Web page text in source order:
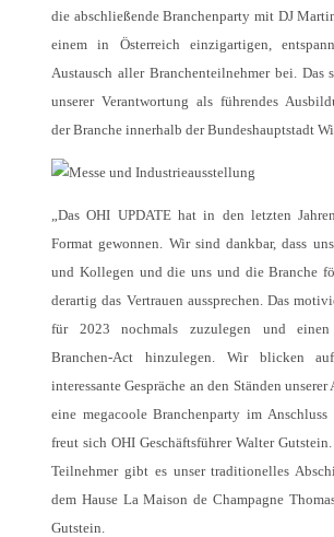
die abschließende Branchenparty mit DJ
einem in Österreich einzigartigen,
Austausch aller Branchenteilnehmer bei. Das
unserer Verantwortung als führendes
der Branche innerhalb der Bundeshauptstadt
„Das OHI UPDATE hat in den letzten
Format gewonnen. Wir sind dankbar, dass
und Kollegen und die uns und die Branche
derartig das Vertrauen aussprechen. Das
für 2023 nochmals zuzulegen und einen
Branchen-Act hinzulegen. Wir blicken
interessante Gespräche an den Ständen
eine megacoole Branchenparty im Anschluss
freut sich OHI Geschäftsführer Walter
Teilnehmer gibt es unser traditionelles
dem Hause La Maison de Champagne
Gutstein.